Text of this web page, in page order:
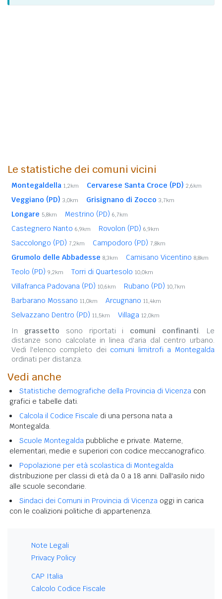
Le statistiche dei comuni vicini
Montegaldella 1,2km Cervarese Santa Croce (PD) 2,6km
Veggiano (PD) 3,0km Grisignano di Zocco 3,7km
Longare 5,8km Mestrino (PD) 6,7km
Castegnero Nanto 6,9km Rovolon (PD) 6,9km
Saccolongo (PD) 7,2km Campodoro (PD) 7,8km
Grumolo delle Abbadesse 8,3km Camisano Vicentino 8,8km
Teolo (PD) 9,2km Torri di Quartesolo 10,0km
Villafranca Padovana (PD) 10,6km Rubano (PD) 10,7km
Barbarano Mossano 11,0km Arcugnano 11,4km
Selvazzano Dentro (PD) 11,5km Villaga 12,0km
In grassetto sono riportati i comuni confinanti. Le
distanze sono calcolate in linea d'aria dal centro urbano.
Vedi l'elenco completo dei comuni limitrofi a Montegalda
ordinati per distanza.
Vedi anche
Statistiche demografiche della Provincia di Vicenza con
grafici e tabelle dati.
Calcola il Codice Fiscale di una persona nata a
Montegalda.
Scuole Montegalda pubbliche e private. Materne,
elementari, medie e superiori con codice meccanografico.
Popolazione per età scolastica di Montegalda
distribuzione per classi di età da 0 a 18 anni. Dall'asilo nido
alle scuole secondarie.
Sindaci dei Comuni in Provincia di Vicenza oggi in carica
con le coalizioni politiche di appartenenza.
Note Legali
Privacy Policy
CAP Italia
Calcolo Codice Fiscale